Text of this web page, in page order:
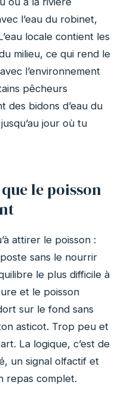
l’eau du robinet,
locale contient les
milieu, ce qui rend le
l’environnement
pêcheurs
des bidons d’eau du
jour où tu
le poisson
attirer le poisson :
sans le nourrir
le plus difficile à
et le poisson
sur le fond sans
asticot. Trop peu et
La logique, c’est de
un signal olfactif et
repas complet.